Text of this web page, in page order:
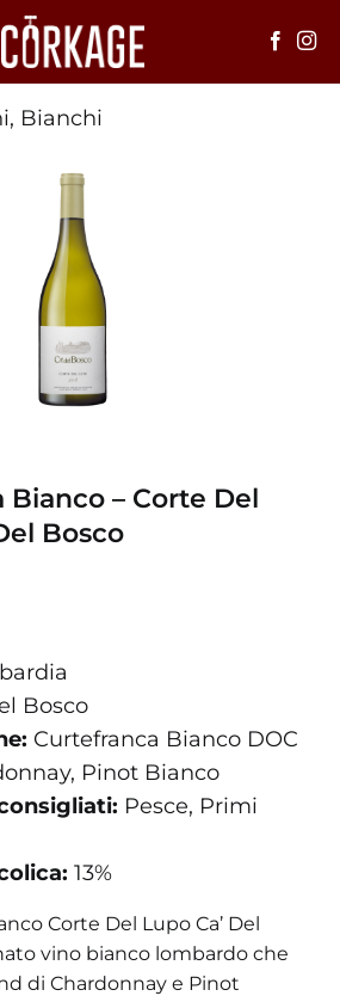
, Bianchi
Bianco – Corte Del
Bosco
Bosco
Curtefranca Bianco DOC
Pinot Bianco
Pesce, Primi
13%
Corte Del Lupo Ca’ Del
vino bianco lombardo che
di Chardonnay e Pinot